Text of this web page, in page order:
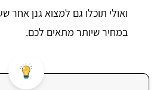
ואולי תוכלו גם למצוא גנן
במחיר שיותר מתאים לכם.